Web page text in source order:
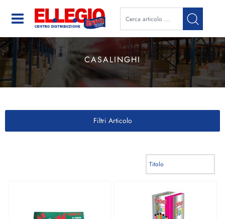
Open
CASALINGHI
Filtri Articolo